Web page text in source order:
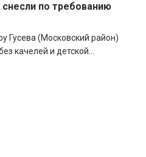
по требованию
Гусева (Московский район)
качелей и детской...